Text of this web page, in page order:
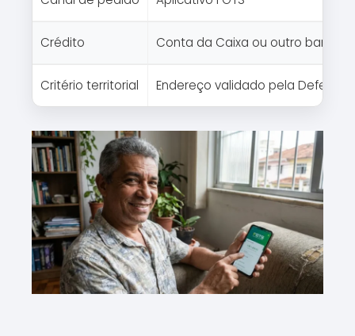
Crédito Conta da Caixa ou outro banco
Critério territorial Endereço validado pela Defesa